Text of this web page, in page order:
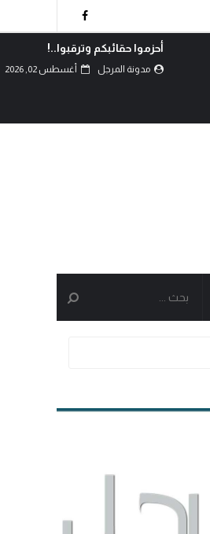
بيان الثبات والتفويض لجماهير
ميدان السبعين تعلن الجهوزية
الشاملة والمرحلة...